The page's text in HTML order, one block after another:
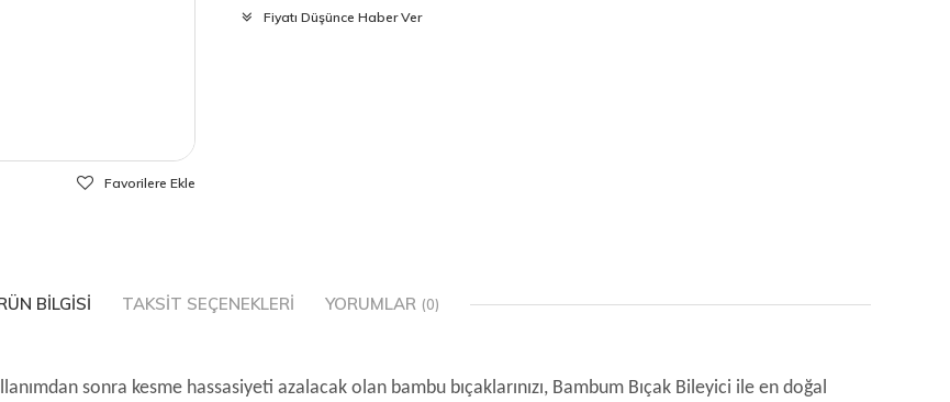
Favorilere Ekle
Fiyatı Düşünce Haber Ver
BILGISI TAKSIT SEÇENEKLERI YORUMLAR (0)
sonra kesme hassasiyeti azalacak olan bambu bıçaklarınızı, Bambum Bıçak Bileyici ile en doğal